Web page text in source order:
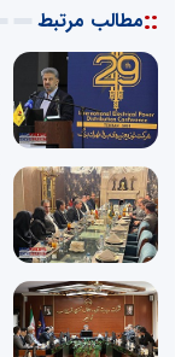
::مطالب مرتبط